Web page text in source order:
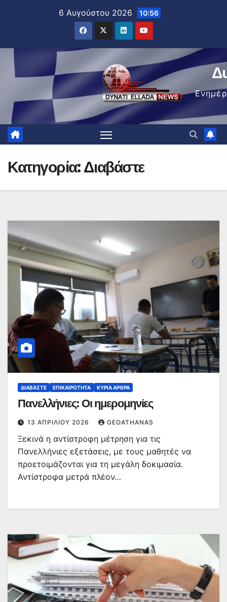
6 Αυγούστου 2026 10:56
Κατηγορία:Διαβάστε
ΔΙΑΒΆΣΤΕ ΕΠΙΚΑΙΡΌΤΗΤΑ ΚΥΡΙΑ ΑΡΘΡΑ
Πανελλήνιες: Οι ημερομηνίες
13 ΑΠΡΙΛΊΟΥ 2026 GEOATHANAS
Ξεκινά η αντίστροφη μέτρηση για τις
Πανελλήνιες εξετάσεις, με τους μαθητές να
προετοιμάζονται για τη μεγάλη δοκιμασία.
Αντίστροφα μετρά πλέον…